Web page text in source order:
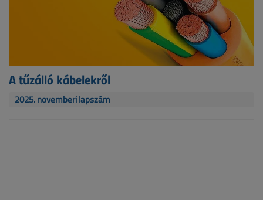
A tűzálló kábelekről
2025. novemberi lapszám